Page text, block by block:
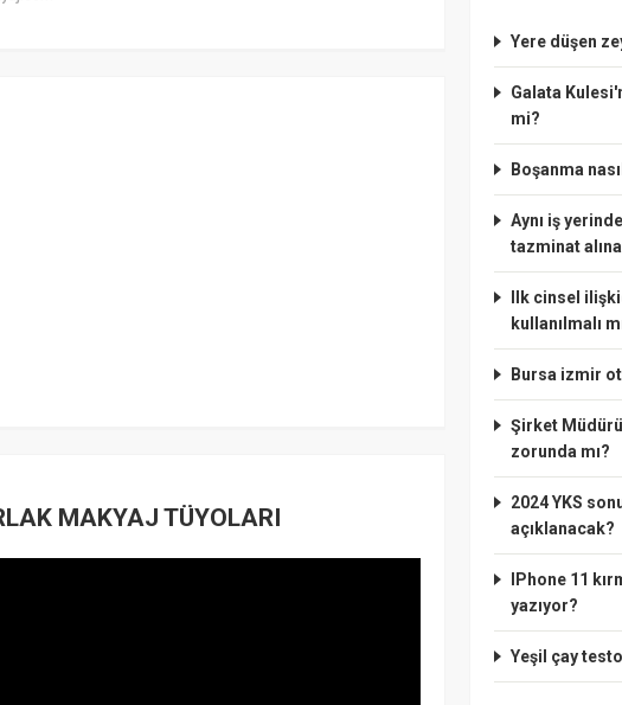
MAKYAJ TÜYOLARI
Yere düşen
Galata
mi?
Boşanma
Aynı iş
tazminat
Ilk cinsel
kullanılmalı
Bursa izmir
Şirket
zorunda mı?
2024 YKS
açıklanacak?
IPhone 11
yazıyor?
Yeşil çay